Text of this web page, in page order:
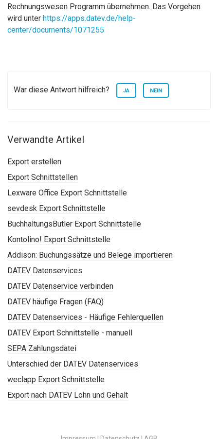
Rechnungswesen Programm übernehmen. Das Vorgehen
wird unter https://apps.datev.de/help-
center/documents/1071255
War diese Antwort hilfreich? JA NEIN
Verwandte Artikel
Export erstellen
Export Schnittstellen
Lexware Office Export Schnittstelle
sevdesk Export Schnittstelle
BuchhaltungsButler Export Schnittstelle
Kontolino! Export Schnittstelle
Addison: Buchungssätze und Belege importieren
DATEV Datenservices
DATEV Datenservice verbinden
DATEV häufige Fragen (FAQ)
DATEV Datenservices - Häufige Fehlerquellen
DATEV Export Schnittstelle - manuell
SEPA Zahlungsdatei
Unterschied der DATEV Datenservices
weclapp Export Schnittstelle
Export nach DATEV Lohn und Gehalt